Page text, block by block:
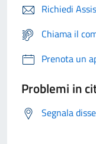
Richiedi
Chiama il
Prenota un
Problemi in
Segnala